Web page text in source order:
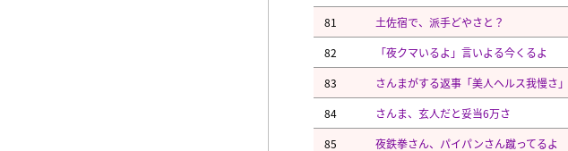
81
土佐宿で、派手どやさと？
82
「夜クマいるよ」言いよる今くるよ
83
さんまがする返事「美人ヘルス我慢さ」
84
さんま、玄人だと妥当6万さ
85
夜鉄拳さん、パイパンさん蹴ってるよ